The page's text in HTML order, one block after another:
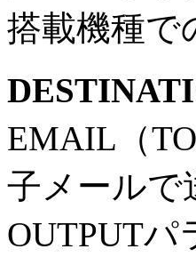
搭載機種で
EMAIL（
子メールで
OUTPUTパ